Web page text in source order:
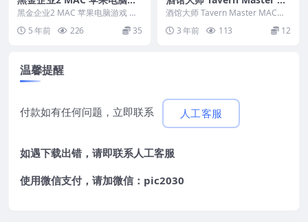
戏 繁体中文版 支援10.13 10.
14 10.15 11 12 适用于APPL
E CPU
黑金企业2 MAC 苹果电脑游戏 繁
体中文版 支援10.13 10.14 10....
5 年前 226 35
AC游戏
酒馆大师 Tavern Master MAC游
戏 英文名称：Tav...
3 年前 113 12
温馨提醒
付款如有任何问题，立即联系 人工客服
如遇下载出错，请即联系人工客服
使用微信支付，请加微信：pic2030